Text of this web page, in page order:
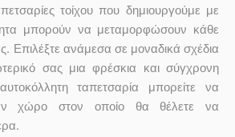
τοίχου που δημιουργούμε με
μπορούν να μεταμορφώσουν κάθε
Επιλέξτε ανάμεσα σε μοναδικά σχέδια
σας μια φρέσκια και σύγχρονη
ταπετσαρία μπορείτε να
χώρο στον οποίο θα θέλετε να